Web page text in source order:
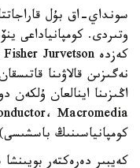
سونداي-اق بۇل
وتىردى. كومپانياداعى
كومپانياسىنىڭ